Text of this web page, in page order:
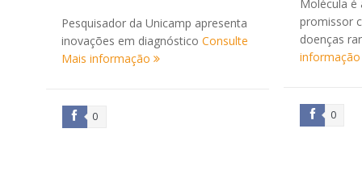
Pesquisador da Unicamp apresenta
inovações em diagnósticoConsulte
Mais informação
0
Molécula
promissor
doenças
0